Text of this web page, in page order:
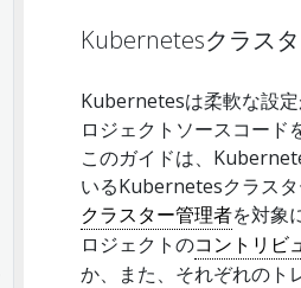
Kubernetesクラス
Kubernetesは柔軟な設
ロジェクトソースコー
このガイドは、
いるKubernetesクラス
クラスター管理者を対象
ロジェクトのコントリビ
か、また、それぞれのト